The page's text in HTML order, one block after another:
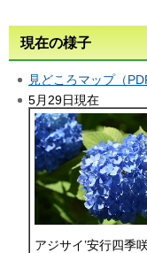
現在の様子
見どころマップ（
5月29日現在
アジサイ’安行四季